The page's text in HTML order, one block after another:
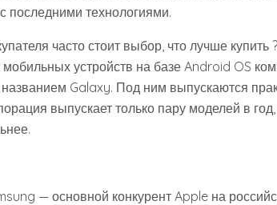
последними технологиями.
часто стоит выбор, что лучше
мобильных устройств на базе Android OS
Galaxy. Под ним выпускаются
выпускает только пару моделей в
— основной конкурент Apple на